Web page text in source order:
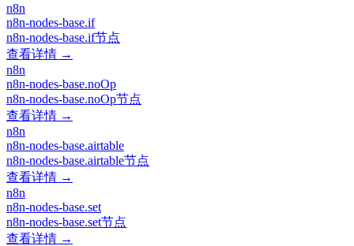
n8n
n8n-nodes-base.if
n8n-nodes-base.if节点
查看详情 →
n8n
n8n-nodes-base.noOp
n8n-nodes-base.noOp节点
查看详情 →
n8n
n8n-nodes-base.airtable
n8n-nodes-base.airtable节点
查看详情 →
n8n
n8n-nodes-base.set
n8n-nodes-base.set节点
查看详情 →